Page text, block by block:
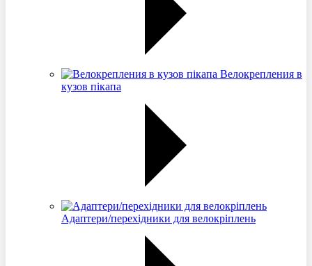
Велокрепления в
кузов пікапа
Адаптери/перехідники для велокріплень